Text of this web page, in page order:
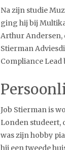
Na zijn studie
ging hij bij
Arthur Andersen,
Stierman
Compliance Lead
Job Stierman is
Londen studeert,
was zijn hobby
hij een tweede